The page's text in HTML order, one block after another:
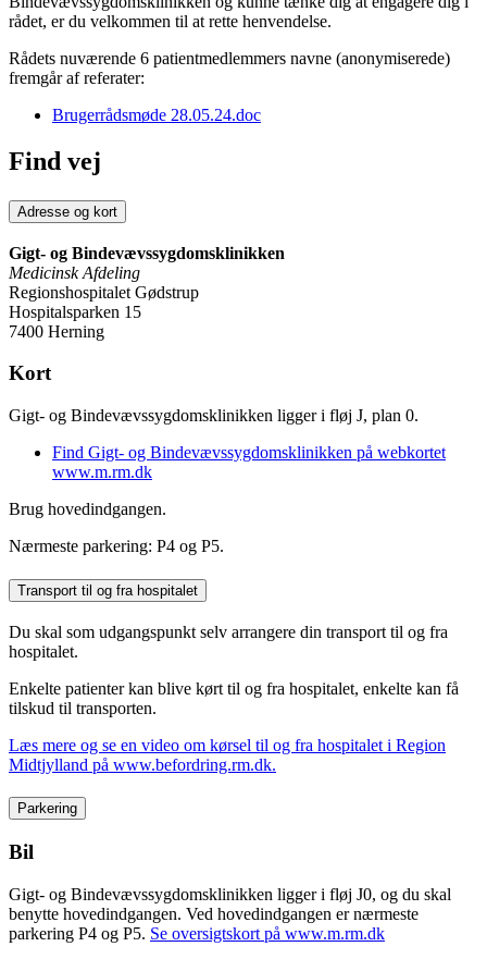
rådet, er du velkommen til at rette henvendelse.
Rådets nuværende 6 patientmedlemmers navne (anonymiserede)
fremgår af referater:
Brugerrådsmøde 28.05.24.doc
Find vej
Adresse og kort
Gigt- og Bindevævssygdomsklinikken
Medicinsk Afdeling
Regionshospitalet Gødstrup
Hospitalsparken 15
7400 Herning
Kort
Gigt- og Bindevævssygdomsklinikken ligger i fløj J, plan 0.
Find Gigt- og Bindevævssygdomsklinikken på webkortet
www.m.rm.dk
Brug hovedindgangen.
Nærmeste parkering: P4 og P5.
Transport til og fra hospitalet
Du skal som udgangspunkt selv arrangere din transport til og fra
hospitalet.
Enkelte patienter kan blive kørt til og fra hospitalet, enkelte kan få
tilskud til transporten.
Læs mere og se en video om kørsel til og fra hospitalet i Region
Midtjylland på www.befordring.rm.dk.
Parkering
Bil
Gigt- og Bindevævssygdomsklinikken ligger i fløj J0, og du skal
benytte hovedindgangen. Ved hovedindgangen er nærmeste
parkering P4 og P5. Se oversigtskort på www.m.rm.dk